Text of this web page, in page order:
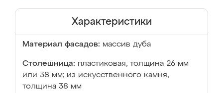
Характеристики
Материал фасадов: массив дуба
Столешница: пластиковая, толщина 26 мм
или 38 мм; из искусственного камня,
толщина 38 мм